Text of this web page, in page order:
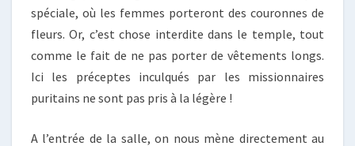
spéciale, où les femmes porteront des couronnes de
fleurs. Or, c’est chose interdite dans le temple, tout
comme le fait de ne pas porter de vêtements longs.
Ici les préceptes inculqués par les missionnaires
puritains ne sont pas pris à la légère !
A l’entrée de la salle, on nous mène directement au